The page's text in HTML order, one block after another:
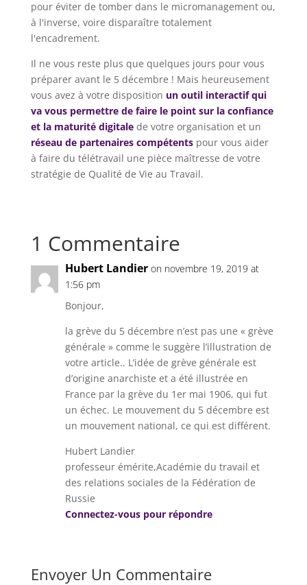
pour éviter de tomber dans le micromanagement ou,
à l'inverse, voire disparaître totalement
l'encadrement.
Il ne vous reste plus que quelques jours pour vous
préparer avant le 5 décembre ! Mais heureusement
vous avez à votre disposition un outil interactif qui
va vous permettre de faire le point sur la confiance
et la maturité digitalede votre organisation et un
réseau de partenaires compétentspour vous aider
à faire du télétravail une pièce maîtresse de votre
stratégie de Qualité de Vie au Travail.
1 Commentaire
Hubert Landier on novembre 19, 2019 at
1:56 pm
Bonjour,
la grève du 5 décembre n’est pas une « grève
générale » comme le suggère l’illustration de
votre article.. L’idée de grève générale est
d’origine anarchiste et a été illustrée en
France par la grève du 1er mai 1906, qui fut
un échec. Le mouvement du 5 décembre est
un mouvement national, ce qui est différent.
Hubert Landier
professeur émérite,Académie du travail et
des relations sociales de la Fédération de
Russie
Connectez-vous pour répondre
Envoyer Un Commentaire